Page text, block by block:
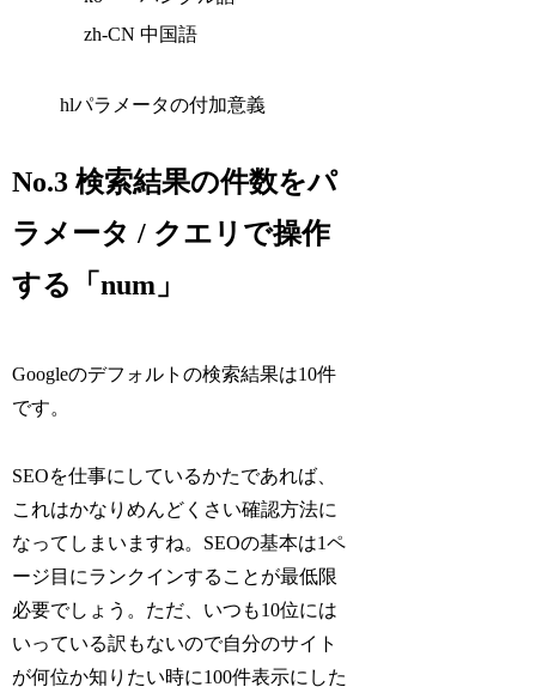
zh-CN 中国語
hlパラメータの付加意義
No.3 検索結果の件数をパ
ラメータ / クエリで操作
する「num」
Googleのデフォルトの検索結果は10件
です。
SEOを仕事にしているかたであれば、
これはかなりめんどくさい確認方法に
なってしまいますね。SEOの基本は1ペ
ージ目にランクインすることが最低限
必要でしょう。ただ、いつも10位には
いっている訳もないので自分のサイト
が何位か知りたい時に100件表示にした